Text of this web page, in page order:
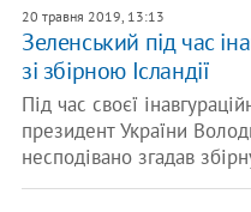
20 травня 2019, 13:13
Зеленський під час
зі збірною Ісландії
Під час своєї
президент України
несподівано згадав